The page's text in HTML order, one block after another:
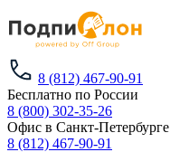
8 (812) 467-90-91
Бесплатно по России
8 (800) 302-35-26
Офис в Санкт-Петербурге
8 (812) 467-90-91